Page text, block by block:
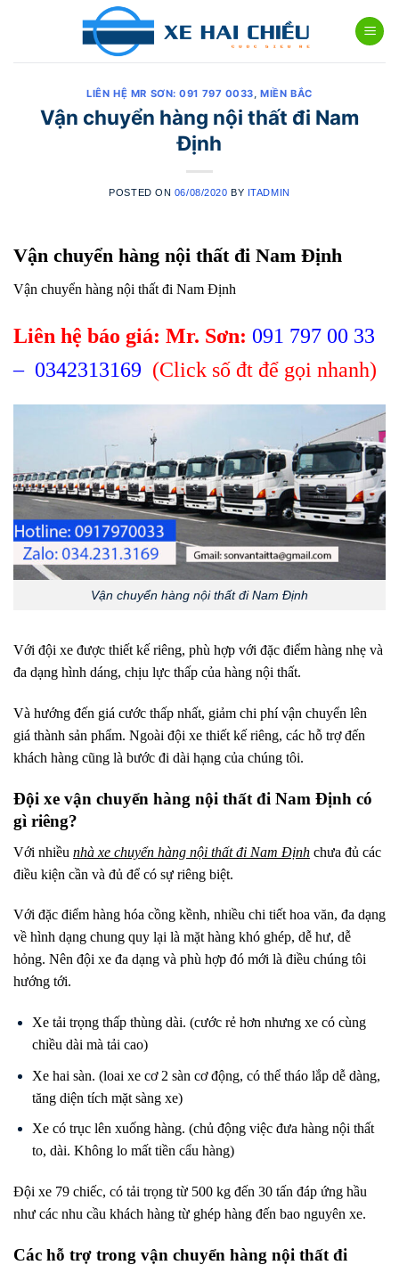
LIÊN HỆ MR SƠN: 091 797 0033,MIỀN BẮC
Vận chuyển hàng nội thất đi Nam
Định
POSTED ON 06/08/2020 BY ITADMIN
Vận chuyển hàng nội thất đi Nam Định
Vận chuyển hàng nội thất đi Nam Định
Liên hệ báo giá: Mr. Sơn: 091 797 00 33
– 0342313169 (Click số đt để gọi nhanh)
Vận chuyển hàng nội thất đi Nam Định
Với đội xe được thiết kế riêng, phù hợp với đặc điểm hàng nhẹ và
đa dạng hình dáng, chịu lực thấp của hàng nội thất.
Và hướng đến giá cước thấp nhất, giảm chi phí vận chuyển lên
giá thành sản phẩm. Ngoài đội xe thiết kế riêng, các hỗ trợ đến
khách hàng cũng là bước đi dài hạng của chúng tôi.
Đội xe vận chuyển hàng nội thất đi Nam Định có
gì riêng?
Với nhiều nhà xe chuyển hàng nội thất đi Nam Định chưa đủ các
điều kiện cần và đủ để có sự riêng biệt.
Với đặc điểm hàng hóa cồng kềnh, nhiều chi tiết hoa văn, đa dạng
về hình dạng chung quy lại là mặt hàng khó ghép, dễ hư, dễ
hỏng. Nên đội xe đa dạng và phù hợp đó mới là điều chúng tôi
hướng tới.
Xe tải trọng thấp thùng dài. (cước rẻ hơn nhưng xe có cùng
chiều dài mà tải cao)
Xe hai sàn. (loai xe cơ 2 sàn cơ động, có thể tháo lắp dễ dàng,
tăng diện tích mặt sàng xe)
Xe có trục lên xuống hàng. (chủ động việc đưa hàng nội thất
to, dài. Không lo mất tiền cẩu hàng)
Đội xe 79 chiếc, có tải trọng từ 500 kg đến 30 tấn đáp ứng hầu
như các nhu cầu khách hàng từ ghép hàng đến bao nguyên xe.
Các hỗ trợ trong vận chuyển hàng nội thất đi